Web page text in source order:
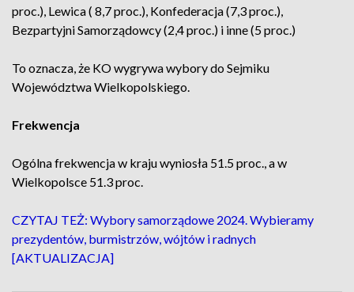
proc.), Lewica ( 8,7 proc.), Konfederacja (7,3 proc.),
Bezpartyjni Samorządowcy (2,4 proc.) i inne (5 proc.)
To oznacza, że KO wygrywa wybory do Sejmiku
Województwa Wielkopolskiego.
Frekwencja
Ogólna frekwencja w kraju wyniosła 51.5 proc., a w
Wielkopolsce 51.3 proc.
CZYTAJ TEŻ: Wybory samorządowe 2024. Wybieramy
prezydentów, burmistrzów, wójtów i radnych
[AKTUALIZACJA]